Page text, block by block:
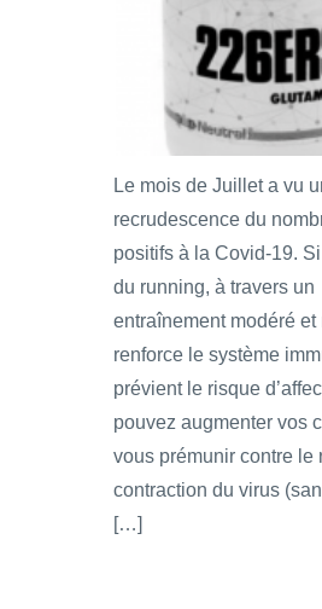
Le mois de Juillet a vu
recrudescence du
positifs à la Covid-19.
du running, à travers un
entraînement modéré et
renforce le système
prévient le risque
pouvez augmenter vos
vous prémunir contre le
contraction du virus
[…]